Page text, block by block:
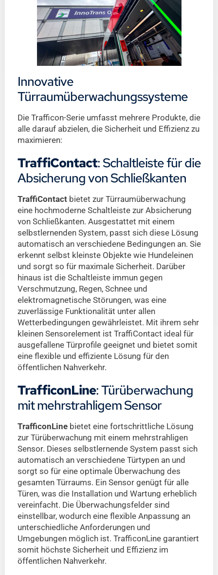
Innovative
Türraumüberwachungssysteme
Die Trafficon-Serie umfasst mehrere Produkte, die
alle darauf abzielen, die Sicherheit und Effizienz zu
maximieren:
TraffiContact: Schaltleiste für die
Absicherung von Schließkanten
TraffiContactbietet zur Türraumüberwachung
eine hochmoderne Schaltleiste zur Absicherung
von Schließkanten. Ausgestattet mit einem
selbstlernenden System, passt sich diese Lösung
automatisch an verschiedene Bedingungen an. Sie
erkennt selbst kleinste Objekte wie Hundeleinen
und sorgt so für maximale Sicherheit. Darüber
hinaus ist die Schaltleiste immun gegen
Verschmutzung, Regen, Schnee und
elektromagnetische Störungen, was eine
zuverlässige Funktionalität unter allen
Wetterbedingungen gewährleistet. Mit ihrem sehr
kleinen Sensorelement ist TraffiContact ideal für
ausgefallene Türprofile geeignet und bietet somit
eine flexible und effiziente Lösung für den
öffentlichen Nahverkehr.
TrafficonLine: Türüberwachung
mit mehrstrahligem Sensor
TrafficonLinebietet eine fortschrittliche Lösung
zur Türüberwachung mit einem mehrstrahligen
Sensor. Dieses selbstlernende System passt sich
automatisch an verschiedene Türtypen an und
sorgt so für eine optimale Überwachung des
gesamten Türraums. Ein Sensor genügt für alle
Türen, was die Installation und Wartung erheblich
vereinfacht. Die Überwachungsfelder sind
einstellbar, wodurch eine flexible Anpassung an
unterschiedliche Anforderungen und
Umgebungen möglich ist. TrafficonLine garantiert
somit höchste Sicherheit und Effizienz im
öffentlichen Nahverkehr.